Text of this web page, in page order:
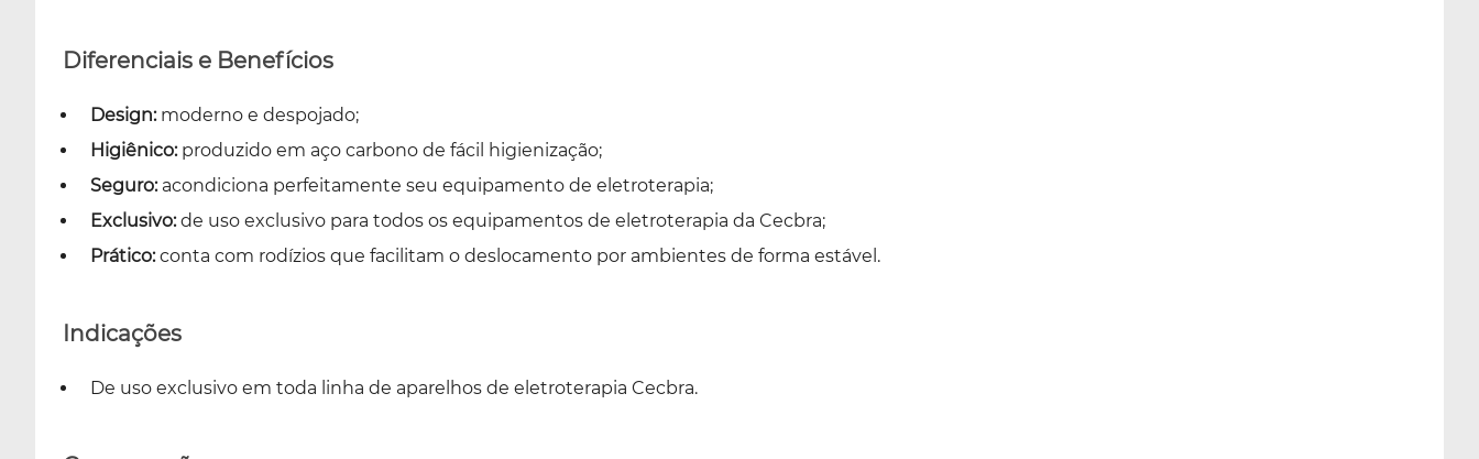
Diferenciais e Benefícios
Design:moderno e despojado;
Higiênico:produzido em aço carbono de fácil higienização;
Seguro:acondiciona perfeitamente seu equipamento de eletroterapia;
Exclusivo:de uso exclusivo para todos os equipamentos de eletroterapia da Cecbra;
Prático:conta com rodízios que facilitam o deslocamento por ambientes de forma estável.
Indicações
De uso exclusivo em toda linha de aparelhos de eletroterapia Cecbra.